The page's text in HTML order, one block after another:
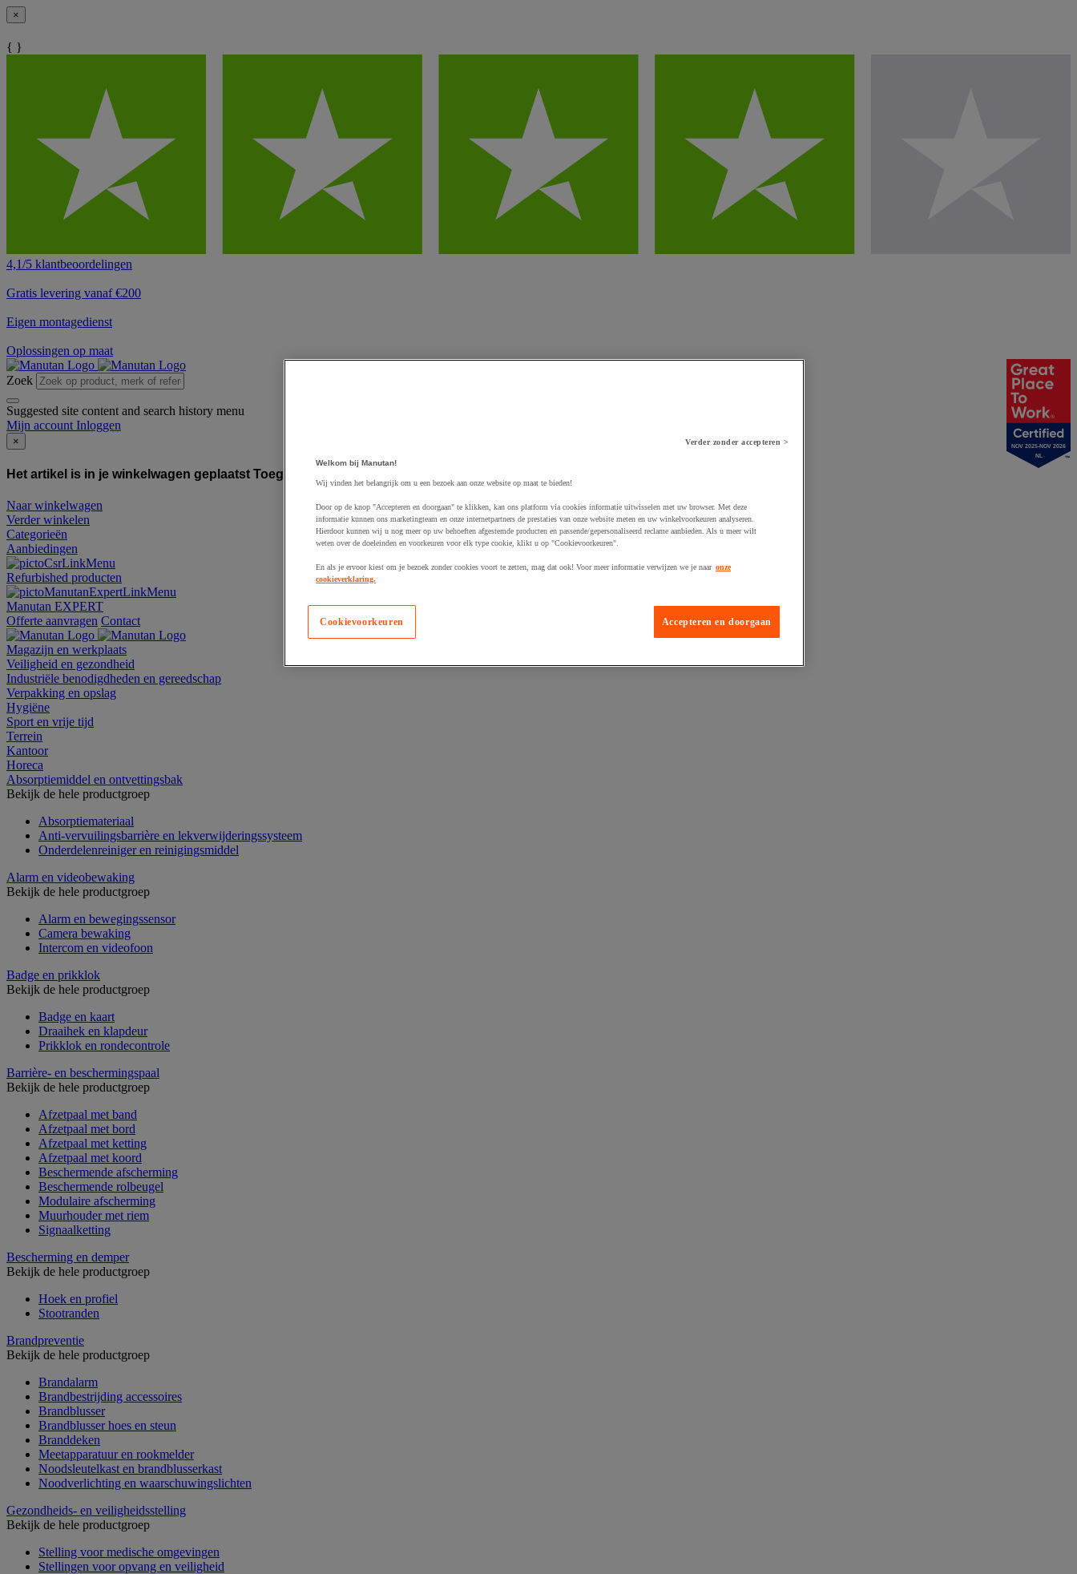
×
{ }
4,1/5 klantbeoordelingen
Gratis levering vanaf €200
Eigen montagedienst
Oplossingen op maat
Zoek
Suggested site content and search history menu
Mijn account Inloggen
×
Het artikel is in je winkelwagen geplaatst Toegevoegd aan winkelwagen
Naar winkelwagen
Verder winkelen
Categorieën
Aanbiedingen
Refurbished producten
Manutan EXPERT
Offerte aanvragen Contact
Magazijn en werkplaats
Veiligheid en gezondheid
Industriële benodigdheden en gereedschap
Verpakking en opslag
Hygiëne
Sport en vrije tijd
Terrein
Kantoor
Horeca
Absorptiemiddel en ontvettingsbak
Bekijk de hele productgroep
Absorptiemateriaal
Anti-vervuilingsbarrière en lekverwijderingssysteem
Onderdelenreiniger en reinigingsmiddel
Alarm en videobewaking
Bekijk de hele productgroep
Alarm en bewegingssensor
Camera bewaking
Intercom en videofoon
Badge en prikklok
Bekijk de hele productgroep
Badge en kaart
Draaihek en klapdeur
Prikklok en rondecontrole
Barrière- en beschermingspaal
Bekijk de hele productgroep
Afzetpaal met band
Afzetpaal met bord
Afzetpaal met ketting
Afzetpaal met koord
Beschermende afscherming
Beschermende rolbeugel
Modulaire afscherming
Muurhouder met riem
Signaalketting
Bescherming en demper
Bekijk de hele productgroep
Hoek en profiel
Stootranden
Brandpreventie
Bekijk de hele productgroep
Brandalarm
Brandbestrijding accessoires
Brandblusser
Brandblusser hoes en steun
Branddeken
Meetapparatuur en rookmelder
Noodsleutelkast en brandblusserkast
Noodverlichting en waarschuwingslichten
Gezondheids- en veiligheidsstelling
Bekijk de hele productgroep
Stelling voor medische omgevingen
Stellingen voor opvang en veiligheid
NOV 2025-NOV 2026
NL
Verder zonder accepteren >
Welkom bij Manutan!
Wij vinden het belangrijk om u een bezoek aan onze website op maat te bieden!
Door op de knop "Accepteren en doorgaan" te klikken, kan ons platform via cookies informatie uitwisselen met uw browser. Met deze
informatie kunnen ons marketingteam en onze internetpartners de prestaties van onze website meten en uw winkelvoorkeuren analyseren.
Hierdoor kunnen wij u nog meer op uw behoeften afgestemde producten en passende/gepersonaliseerd reclame aanbieden. Als u meer wilt
weten over de doeleinden en voorkeuren voor elk type cookie, klikt u op "Cookievoorkeuren".
En als je ervoor kiest om je bezoek zonder cookies voort te zetten, mag dat ook! Voor meer informatie verwijzen we je naar onze
cookieverklaring.
Accepteren en doorgaan
Cookievoorkeuren